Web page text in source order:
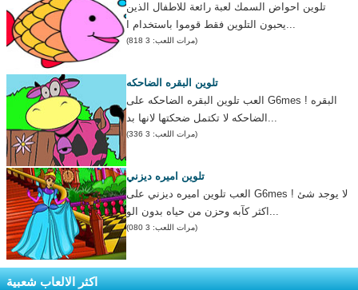
تلوين احواض السمك لعبة رائعة للاطفال الذين
يحبون التلوين فقط قوموا باستخدام ا...
(مرات اللعب: 3 818)
تلوين البقره الضاحكه
العب تلوين البقره الضاحكه على G6mes ! البقره
الضاحكه لا تكتمل ضحكتها لانها بد...
(مرات اللعب: 3 336)
تلوين اميره ديزني
العب تلوين اميره ديزني على G6mes ! لا يوجد شئ
اكثر كآبه وحزن من حياه بدون الو...
(مرات اللعب: 3 080)
اكثر الالعاب شعبية